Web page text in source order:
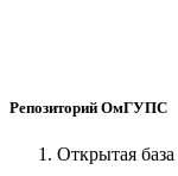
Репозиторий ОмГУПС
Открытая